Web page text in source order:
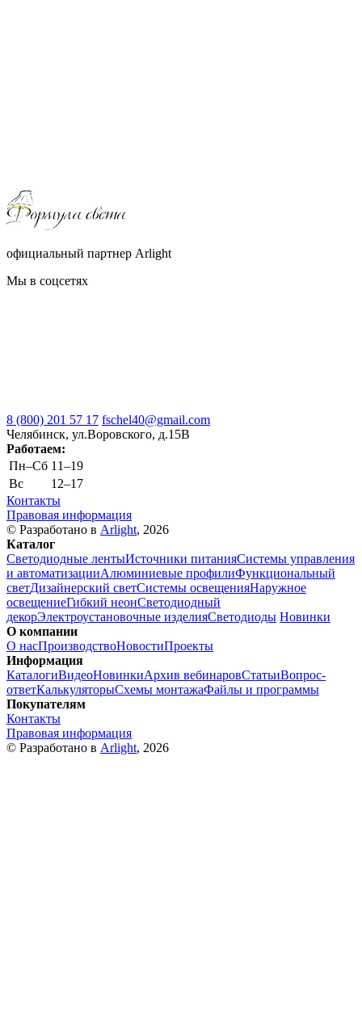
официальный партнер Arlight
Мы в соцсетях
8 (800) 201 57 17 fschel40@gmail.com
Челябинск, ул.Воровского, д.15В
Работаем:
Пн–Cб 11–19
Вс
12–17
Контакты
Правовая информация
© Разработано в Arlight, 2026
Каталог
Светодиодные лентыИсточники питанияСистемы управления
и автоматизацииАлюминиевые профилиФункциональный
светДизайнерский светСистемы освещенияНаружное
освещениеГибкий неонСветодиодный
декорЭлектроустановочные изделияСветодиоды Новинки
О компании
О насПроизводствоНовостиПроекты
Информация
КаталогиВидеоНовинкиАрхив вебинаровСтатьиВопрос-
ответКалькуляторыСхемы монтажаФайлы и программы
Покупателям
Контакты
Правовая информация
© Разработано в Arlight, 2026